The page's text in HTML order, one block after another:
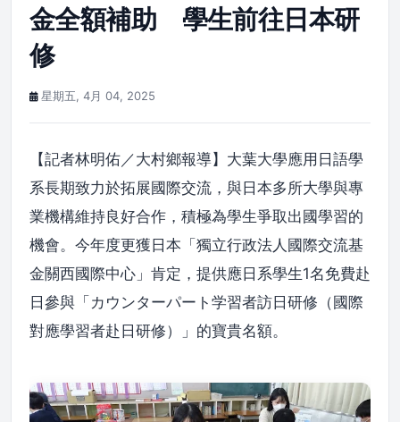
金全額補助 學生前往日本研
修
星期五, 4月 04, 2025
【記者林明佑／大村鄉報導】大葉大學應用日語學
系長期致力於拓展國際交流，與日本多所大學與專
業機構維持良好合作，積極為學生爭取出國學習的
機會。今年度更獲日本「獨立行政法人國際交流基
金關西國際中心」肯定，提供應日系學生1名免費赴
日參與「カウンターパート学習者訪日研修（國際
對應學習者赴日研修）」的寶貴名額。